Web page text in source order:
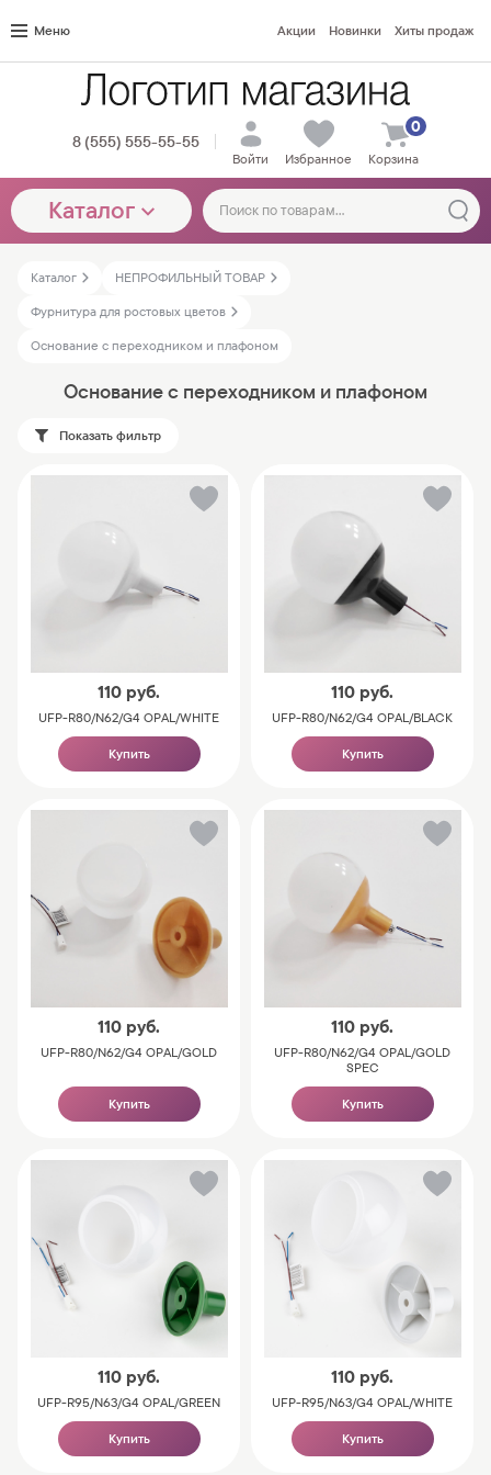
Меню Акции Новинки Хиты продаж
8 (555) 555-55-55
Войти Избранное Корзина
0
Каталог
Каталог
НЕПРОФИЛЬНЫЙ ТОВАР
Фурнитура для ростовых цветов
Основание c переходником и плафоном
Основание c переходником и плафоном
Показать фильтр
110 руб.
UFP-R80/N62/G4 OPAL/WHITE
Купить
110 руб.
UFP-R80/N62/G4 OPAL/BLACK
Купить
110 руб.
UFP-R80/N62/G4 OPAL/GOLD
Купить
110 руб.
UFP-R80/N62/G4 OPAL/GOLD
SPEC
Купить
110 руб.
UFP-R95/N63/G4 OPAL/GREEN
Купить
110 руб.
UFP-R95/N63/G4 OPAL/WHITE
Купить